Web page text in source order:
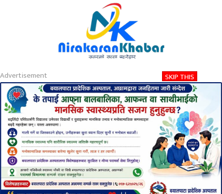
Privacy
शुक्रबार, साउन २२, २०८३
Nirakaran Khabar